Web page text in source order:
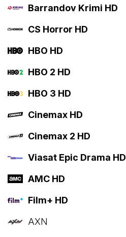
Barrandov Krimi HD
CS Horror HD
HBO HD
HBO 2 HD
HBO 3 HD
Cinemax HD
Cinemax 2 HD
Viasat Epic Drama HD
AMC HD
Film+ HD
AXN